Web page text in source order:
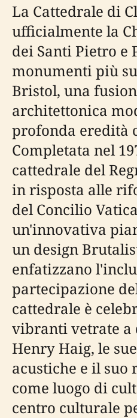
La Cattedrale di
ufficialmente la
dei Santi Pietro e
monumenti più
Bristol, una
architettonica
profonda eredità
Completata nel
cattedrale del
in risposta alle
del Concilio
un'innovativa
un design
enfatizzano
partecipazione
cattedrale è
vibranti vetrate a
Henry Haig, le
acustiche e il suo
come luogo di
centro culturale